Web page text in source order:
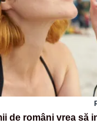
de români vrea să